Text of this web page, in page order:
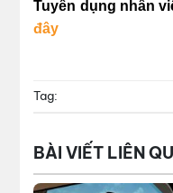
Tuyển dụng nhân
đây
Tag:
BÀI VIẾT LIÊN